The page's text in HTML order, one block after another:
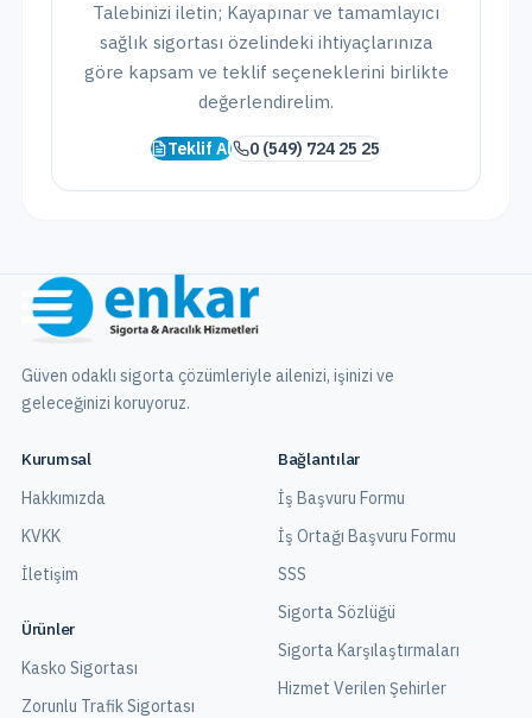
Talebinizi iletin; Kayapınar ve tamamlayıcı
sağlık sigortası özelindeki ihtiyaçlarınıza
göre kapsam ve teklif seçeneklerini birlikte
değerlendirelim.
Teklif Al 0 (549) 724 25 25
Güven odaklı sigorta çözümleriyle ailenizi, işinizi ve
geleceğinizi koruyoruz.
Kurumsal
Hakkımızda
KVKK
İletişim
Ürünler
Kasko Sigortası
Zorunlu Trafik Sigortası
Bağlantılar
İş Başvuru Formu
İş Ortağı Başvuru Formu
SSS
Sigorta Sözlüğü
Sigorta Karşılaştırmaları
Hizmet Verilen Şehirler